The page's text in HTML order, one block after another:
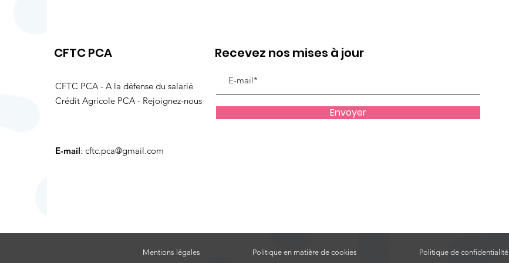
CFTC PCA
CFTC PCA - A la défense du salarié
Crédit Agricole PCA - Rejoignez-nous
E-mail: cftc.pca@gmail.com
Recevez nos mises à jour
Envoyer
Mentions légales Politique en matière de cookies Politique de confidentialité